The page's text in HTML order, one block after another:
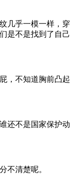
几乎一模一样，穿
是不是找到了自己
，不知道胸前凸起
还不是国家保护动
不清楚呢。